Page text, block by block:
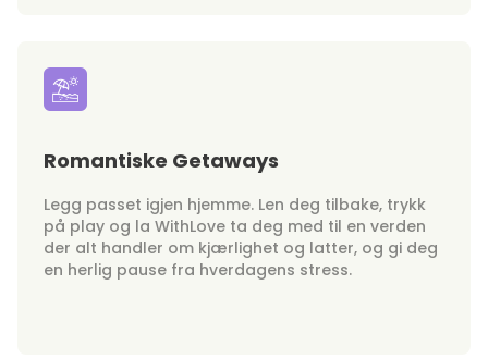
Romantiske Getaways
Legg passet igjen hjemme. Len deg tilbake, trykk
på play og la WithLove ta deg med til en verden
der alt handler om kjærlighet og latter, og gi deg
en herlig pause fra hverdagens stress.